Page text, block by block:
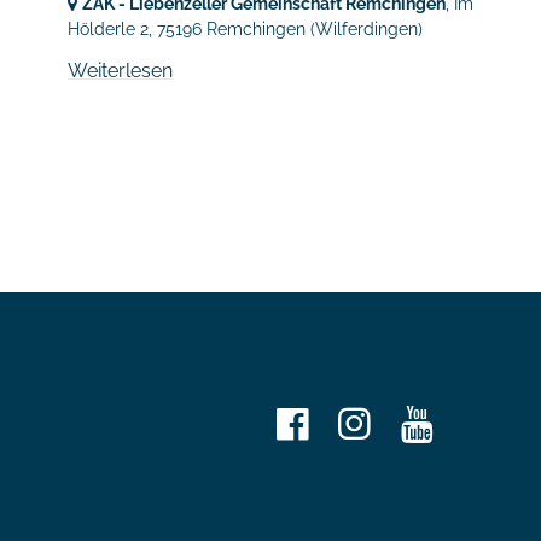
Hölderle 2, 75196 Remchingen (Wilferdingen)
Weiterlesen